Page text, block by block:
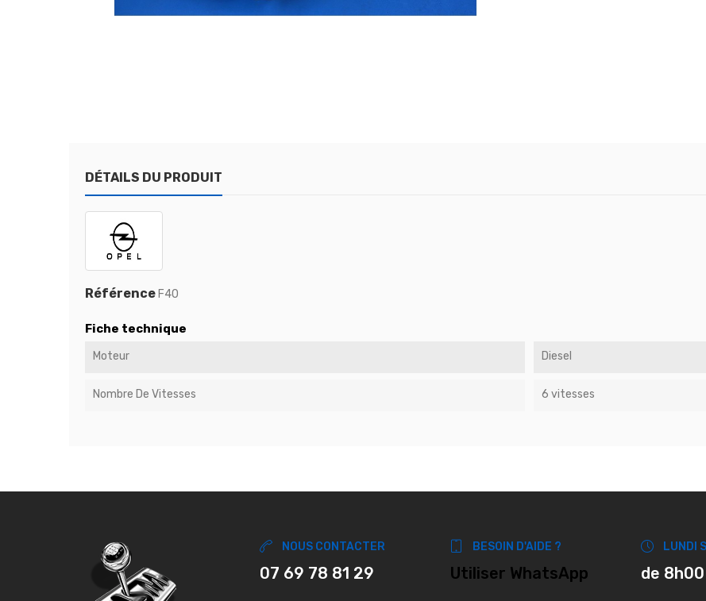
DÉTAILS DU PRODUIT
Référence F40
Fiche technique
Moteur Diesel
Nombre De Vitesses 6 vitesses
NOUS CONTACTER
07 69 78 81 29
BESOIN D'AIDE ?
Utiliser WhatsApp
LUNDI
de